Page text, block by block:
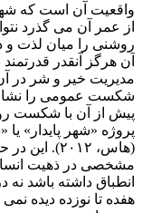
واقعیت آن است که
از عمر آن می گذرد
روشنی را میان لذت و
آن هرگز آنقدر قدرتمند
مدیریت خیر و شر در
شکست عمومی را نشان
پیش از آن با شکست
پروژه «شهر پایدار»
(هاس،
مشخصی در ذهیت انسان
انطباق داشته باشد نه
هفده تا نوزده دیده